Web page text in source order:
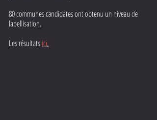
80 communes candidates ont obtenu un niveau de
labellisation.
Les résultats ici.